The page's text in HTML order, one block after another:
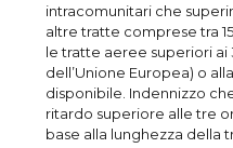
intracomunitari che
altre tratte comprese tra
le tratte aeree superiori ai
dell’Unione Europea) o
disponibile. Indennizzo
ritardo superiore alle tre
base alla lunghezza della